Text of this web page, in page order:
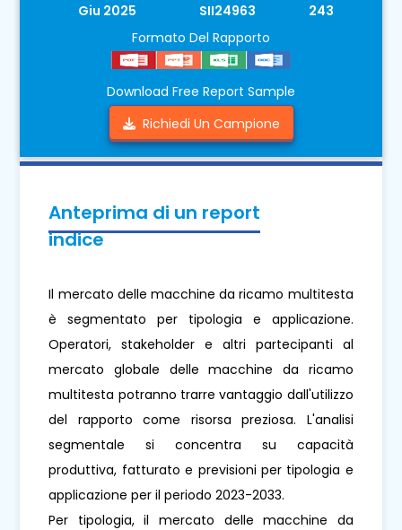
Giu 2025
SII24963
243
Formato Del Rapporto
Download Free Report Sample
Richiedi Un Campione
Anteprima di un report
indice
Il mercato delle macchine da ricamo multitesta
è segmentato per tipologia e applicazione.
Operatori, stakeholder e altri partecipanti al
mercato globale delle macchine da ricamo
multitesta potranno trarre vantaggio dall'utilizzo
del rapporto come risorsa preziosa. L'analisi
segmentale si concentra su capacità
produttiva, fatturato e previsioni per tipologia e
applicazione per il periodo 2023-2033.
Per tipologia, il mercato delle macchine da